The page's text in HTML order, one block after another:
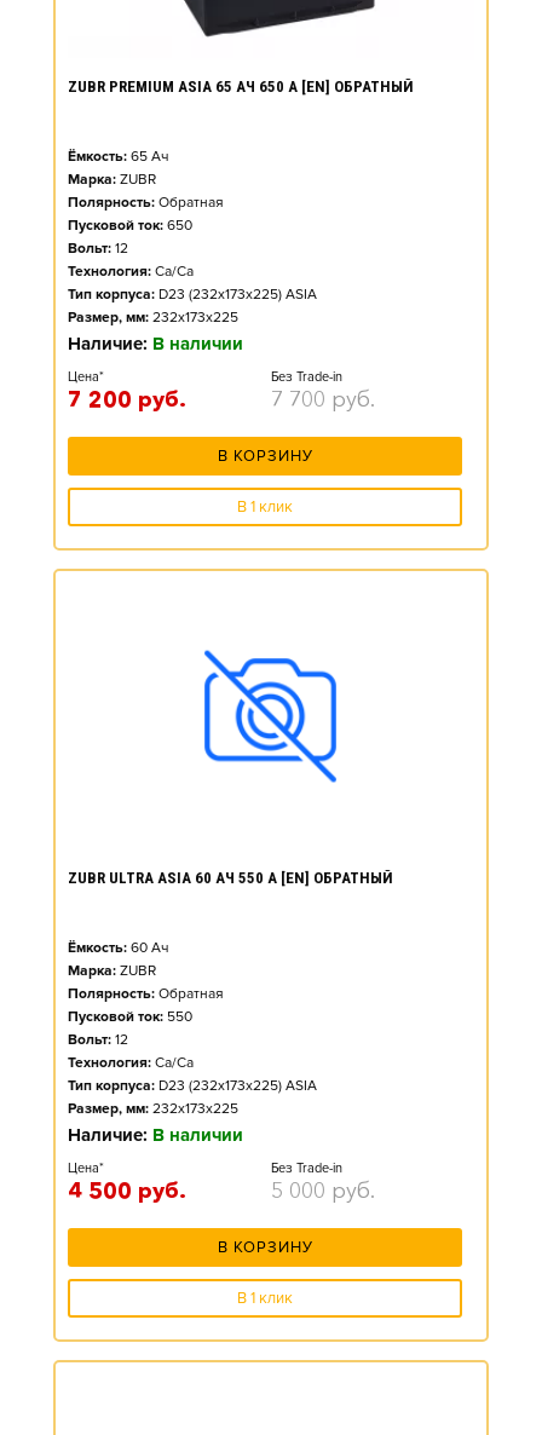
ZUBR PREMIUM ASIA 65 АЧ 650 А [EN] ОБРАТНЫЙ
Ёмкость: 65 Ач
Марка: ZUBR
Полярность: Обратная
Пусковой ток: 650
Вольт: 12
Технология: Ca/Ca
Тип корпуса: D23 (232x173x225) ASIA
Размер, мм: 232x173x225
Наличие: В наличии
Цена*
7 200 руб.
Без Trade-in
7 700 руб.
В КОРЗИНУ
В 1 клик
ZUBR ULTRA ASIA 60 АЧ 550 А [EN] ОБРАТНЫЙ
Ёмкость: 60 Ач
Марка: ZUBR
Полярность: Обратная
Пусковой ток: 550
Вольт: 12
Технология: Ca/Ca
Тип корпуса: D23 (232x173x225) ASIA
Размер, мм: 232x173x225
Наличие: В наличии
Цена*
4 500 руб.
Без Trade-in
5 000 руб.
В КОРЗИНУ
В 1 клик